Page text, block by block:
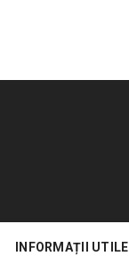
INFORMAȚII UTILE